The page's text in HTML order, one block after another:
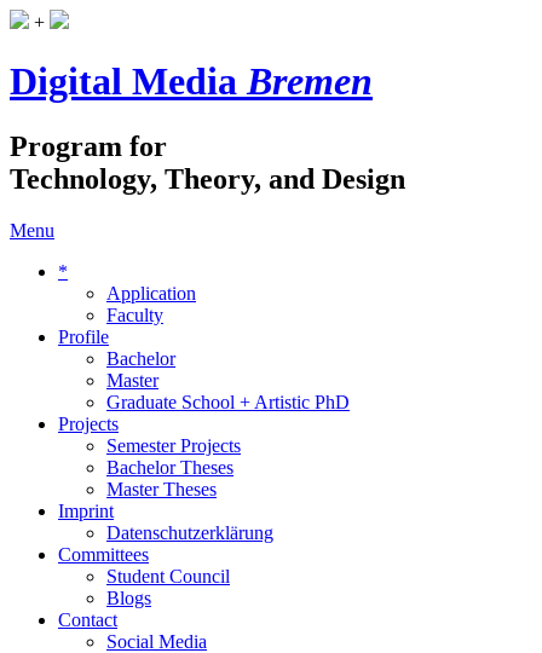
+
Digital MediaBremen
Program for
Technology, Theory, and Design
Menu
*
Application
Faculty
Profile
Bachelor
Master
Graduate School + Artistic PhD
Projects
Semester Projects
Bachelor Theses
Master Theses
Imprint
Datenschutzerklärung
Committees
Student Council
Blogs
Contact
Social Media